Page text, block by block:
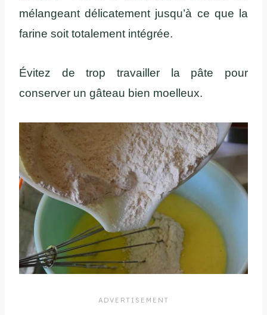
mélangeant délicatement jusqu’à ce que la
farine soit totalement intégrée.
Évitez de trop travailler la pâte pour
conserver un gâteau bien moelleux.